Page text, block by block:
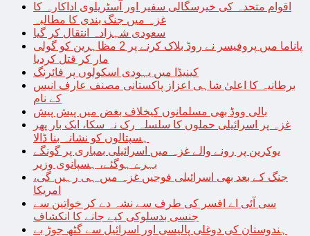
اقوام متحدہ کی خیرسگالی سفیر اور آسٹریلوی اداکارہ کا
غزہ میں جنگ بندی کا مطالبہ
سعودی شہزادہ انتقال کر گیا
پاناما میں پروفیسر نے روڈ بلاک کرنے پر 2 مظاہرین کو گولی
مار کر قتل کردیا
کینیڈا میں یہودی اسکولوں پر فائرنگ
برطانیہ کا اعلیٰ شاہی اعزاز پاکستانی مصنف عارف انیس
کے نام
بالی ووڈ بھی مسلمانوں کیخلاف بغض میں پیش پیش
غزہ پر اسرائیلی حملوں کا سلسلہ رک نہ سکا، ایک بار پھر
ہسپتالوں کو نشانہ بنا ڈالا
یوکرین پر رونے والے غزہ میں اسرائیلی بمباری پر گونگے
بہرے ہوگئے، ہسپانوی وزیر
جنگ کے بعد بھی اسرائیلی فوجیں غزہ میں ہی رہیں گی،
امریکا
سی آئی اے افسر کی طرف سے نشہ دے کر خواتین سے
جنسی بدسلوکی کیے جانے کا انکشاف
ہندوستان کی دوغلی پالیسی اور اسرائیل سے گٹھ جوڑ بے